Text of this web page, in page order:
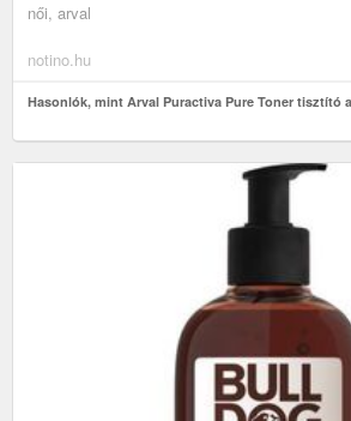
női, arval
notino.hu
Hasonlók, mint Arval Puractiva Pure Toner tisztító